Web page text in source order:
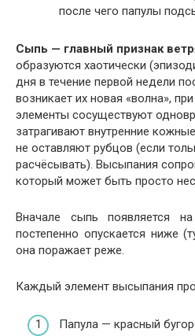
после чего папулы
Сыпь — главный признак
образуются хаотически
дня в течение первой недели
возникает их новая «волна»,
элементы сосуществуют
затрагивают внутренние
не оставляют рубцов (если
расчёсывать). Высыпания
который может быть просто
Вначале сыпь появляется
постепенно опускается ниже
она поражает реже.
Каждый элемент высыпания
Папула — красный